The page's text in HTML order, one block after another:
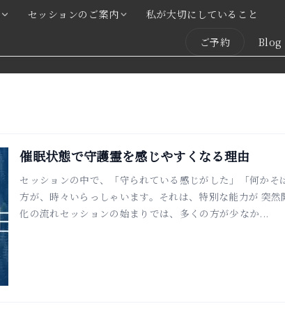
セッションのご案内 私が大切にしていること
ご予約
Blog
催眠状態で守護霊を感じやすくなる理由
セッションの中で、「守られている感じがした」「何か
方が、時々いらっしゃいます。それは、特別な能力が 突
化の流れセッションの始まりでは、多くの方が少なか...